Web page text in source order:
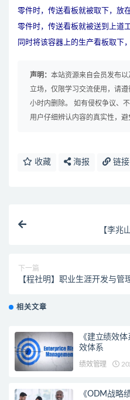
零件时，传送看板就被取下，放
零件时，传送看板就被送到上道
同时将该容器上的生产看板取下
声明： 本站资源来自会员发布
立场，仅限学习交流使用，请
小时内删除。 如有侵权争议、
用户仔细辨认内容的真实性，避
收藏 海报 链接
【李兆
下一篇
【程社明】职业生涯开发与管
相关文章
《建立绩效
效体系
绩效管理
《ODM战略